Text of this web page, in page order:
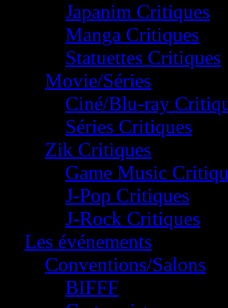
Japanim Critiques
Manga Critiques
Statuettes Critiques
Movie/Séries
Ciné/Blu-ray
Séries Critiques
Zik Critiques
Game Music
J-Pop Critiques
J-Rock Critiques
Les événements
Conventions/Salons
BIFFF